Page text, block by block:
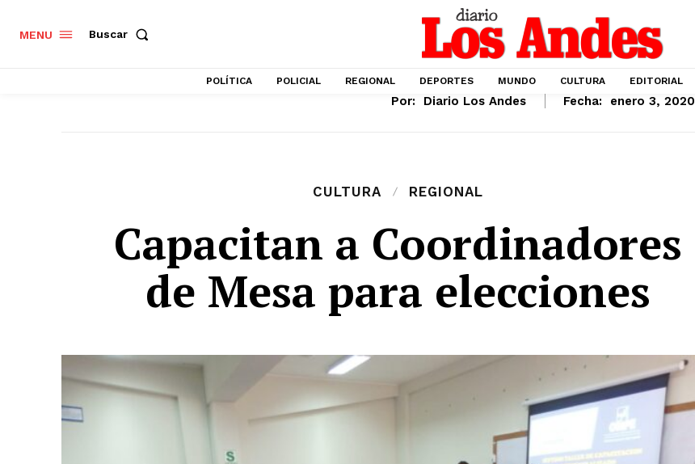
MENU Buscar
POLÍTICA POLICIAL REGIONAL DEPORTES MUNDO CULTURA EDITORIAL
Por: Diario Los Andes Fecha: enero 3, 2020
CULTURA REGIONAL
Capacitan a Coordinadores
de Mesa para elecciones